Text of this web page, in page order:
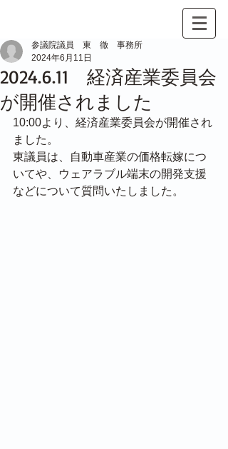
2024.6.11 経済産業委員会
が開催されました​
参議院議員 東 徹 事務所
2024年6月11日
10:00より、経済産業委員会が開催され
ました。
東議員は、自動車産業の価格転嫁につ
いてや、ウェアラブル端末の開発支援
などについて質問いたしました。